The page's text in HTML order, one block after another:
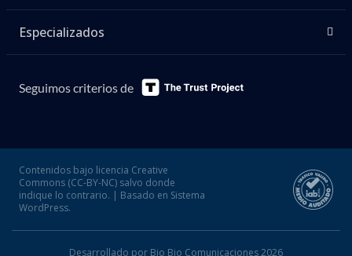
Especializados
Seguimos criterios de
Contenidos bajo licencia Creative
Commons (CC-BY-NC) salvo donde
indique lo contrario. | Basado en Sistema
WordPress.
Desarrollado por Bio Bio Comunicaciones 2026